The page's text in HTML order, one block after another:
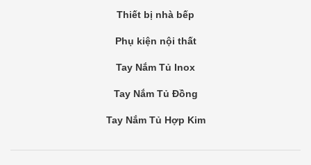
Thiết bị nhà bếp
Phụ kiện nội thất
Tay Nắm Tủ Inox
Tay Nắm Tủ Đồng
Tay Nắm Tủ Hợp Kim